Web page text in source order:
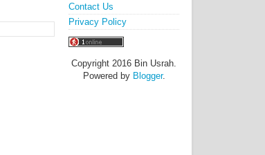
Contact Us
Privacy Policy
Copyright 2016 Bin Usrah.
Powered by Blogger.